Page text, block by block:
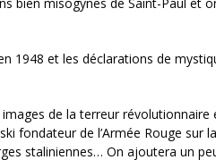
1948 et les déclarations de
de la terreur
fondateur de l’Armée Rouge sur
staliniennes… On ajoutera un